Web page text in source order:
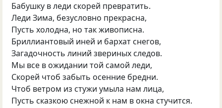
Бабушку в леди скорей превратить.
Леди Зима, безусловно прекрасна,
Пусть холодна, но так живописна.
Бриллиантовый иней и бархат снегов,
Загадочность линий звериных следов.
Мы все в ожидании той самой леди,
Скорей чтоб забыть осенние бредни.
Чтоб ветром из стужи умыла нам лица,
Пусть сказкою снежной к нам в окна стучится.